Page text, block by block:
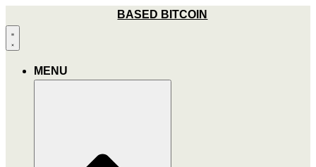
Inhalt
wechseln
BASED BITCOIN
MENU